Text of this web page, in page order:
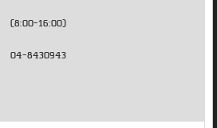
04-8430943